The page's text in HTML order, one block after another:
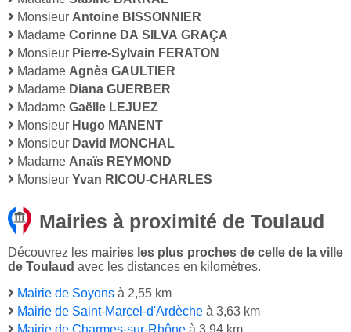
Monsieur Antoine BISSONNIER
Madame Corinne DA SILVA GRAÇA
Monsieur Pierre-Sylvain FERATON
Madame Agnès GAULTIER
Madame Diana GUERBER
Madame Gaëlle LEJUEZ
Monsieur Hugo MANENT
Monsieur David MONCHAL
Madame Anaïs REYMOND
Monsieur Yvan RICOU-CHARLES
Mairies à proximité de Toulaud
Découvrez les mairies les plus proches de celle de la ville
de Toulaud avec les distances en kilomètres.
Mairie de Soyons à 2,55 km
Mairie de Saint-Marcel-d'Ardèche à 3,63 km
Mairie de Charmes-sur-Rhône à 3,94 km